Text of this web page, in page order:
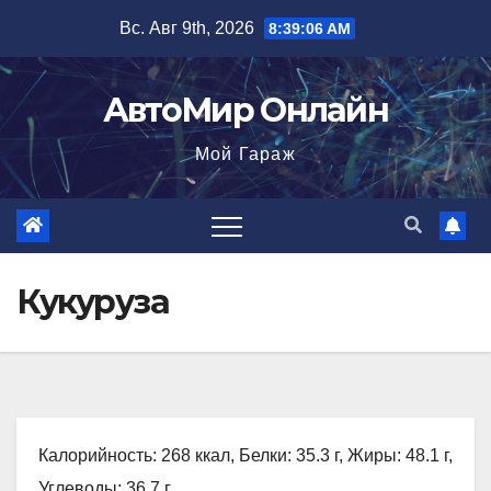
содержимому
Вс. Авг 9th, 2026 8:39:07 AM
АвтоМир Онлайн
Мой Гараж
Кукуруза
Калорийность: 268 ккал, Белки: 35.3 г, Жиры: 48.1 г,